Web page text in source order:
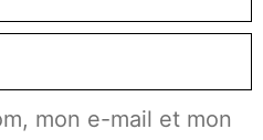
mon e-mail et mon